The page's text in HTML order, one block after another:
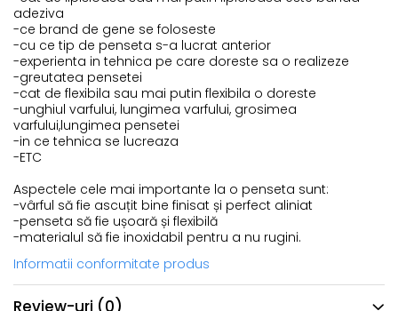
adeziva
-ce brand de gene se foloseste
-cu ce tip de penseta s-a lucrat anterior
-experienta in tehnica pe care doreste sa o realizeze
-greutatea pensetei
-cat de flexibila sau mai putin flexibila o doreste
-unghiul varfului, lungimea varfului, grosimea
varfului,lungimea pensetei
-in ce tehnica se lucreaza
-ETC
Aspectele cele mai importante la o penseta sunt:
-vârful să fie ascuțit bine finisat și perfect aliniat
-penseta să fie ușoară și flexibilă
-materialul să fie inoxidabil pentru a nu rugini.
Informatii conformitate produs
Review-uri (0)